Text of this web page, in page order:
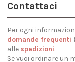
Contattaci
Per ogni
domande frequenti
alle spedizioni.
Se vuoi ordinare un